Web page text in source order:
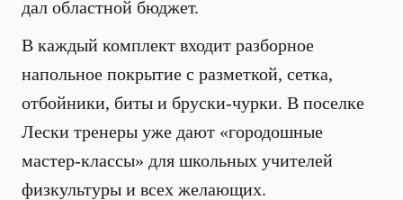
дал областной бюджет.
В каждый комплект входит разборное
напольное покрытие с разметкой, сетка,
отбойники, биты и бруски-чурки. В поселке
Лески тренеры уже дают «городошные
мастер-классы» для школьных учителей
физкультуры и всех желающих.